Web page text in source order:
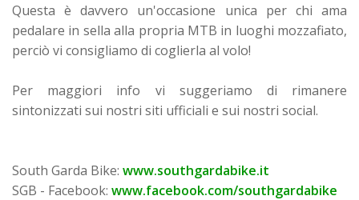
Questa è davvero un'occasione unica per chi ama
pedalare in sella alla propria MTB in luoghi mozzafiato,
perciò vi consigliamo di coglierla al volo!
Per maggiori info vi suggeriamo di rimanere
sintonizzati sui nostri siti ufficiali e sui nostri social.
South Garda Bike: www.southgardabike.it
SGB - Facebook: www.facebook.com/southgardabike